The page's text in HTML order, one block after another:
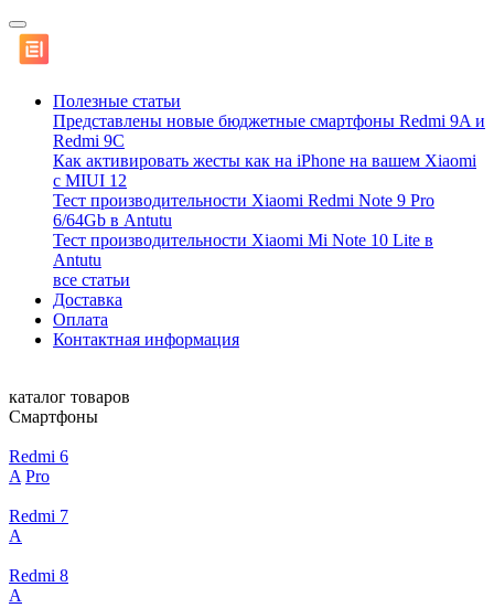
Полезные статьи
Представлены новые бюджетные смартфоны Redmi 9A и
Redmi 9C
Как активировать жесты как на iPhone на вашем Xiaomi
с MIUI 12
Тест производительности Xiaomi Redmi Note 9 Pro
6/64Gb в Antutu
Тест производительности Xiaomi Mi Note 10 Lite в
Antutu
все статьи
Доставка
Оплата
Контактная информация
каталог товаров
Смартфоны
Redmi 6
A Pro
Redmi 7
A
Redmi 8
A